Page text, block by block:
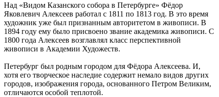
Над «Видом Казанского собора в Петербурге» Фёдор
Яковлевич Алексеев работал с 1811 по 1813 год. В это время
художник уже был признанным авторитетом в живописи. В
1894 году ему было присвоено звание академика живописи. С
1800 года Алексеев возглавлял класс перспективной
живописи в Академии Художеств.
Петербург был родным городом для Фёдора Алексеева. И,
хотя его творческое наследие содержит немало видов других
городов, изображения города, основанного Петром Великим,
отличаются особой теплотой.